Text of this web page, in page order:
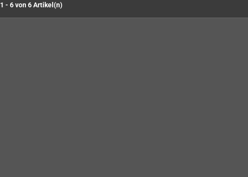
1 - 6 von 6 Artikel(n)